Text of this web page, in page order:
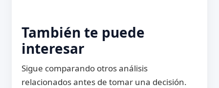
También te puede
interesar
Sigue comparando otros análisis
relacionados antes de tomar una decisión.